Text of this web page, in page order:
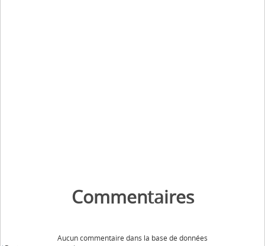
Commentaires
Aucun commentaire dans la base de données